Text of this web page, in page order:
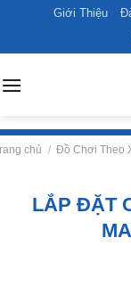
content
Giới Thiệu
chủ / Đồ Chơi Theo
LẮP ĐẶT